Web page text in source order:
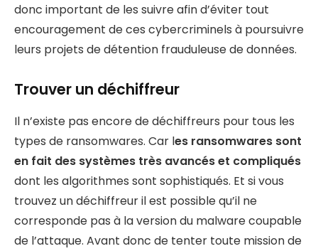
donc important de les suivre afin d’éviter tout
encouragement de ces cybercriminels à poursuivre
leurs projets de détention frauduleuse de données.
Trouver un déchiffreur
Il n’existe pas encore de déchiffreurs pour tous les
types de ransomwares. Car les ransomwares sont
en fait des systèmes très avancés et compliqués
dont les algorithmes sont sophistiqués. Et si vous
trouvez un déchiffreur il est possible qu’il ne
corresponde pas à la version du malware coupable
de l’attaque. Avant donc de tenter toute mission de